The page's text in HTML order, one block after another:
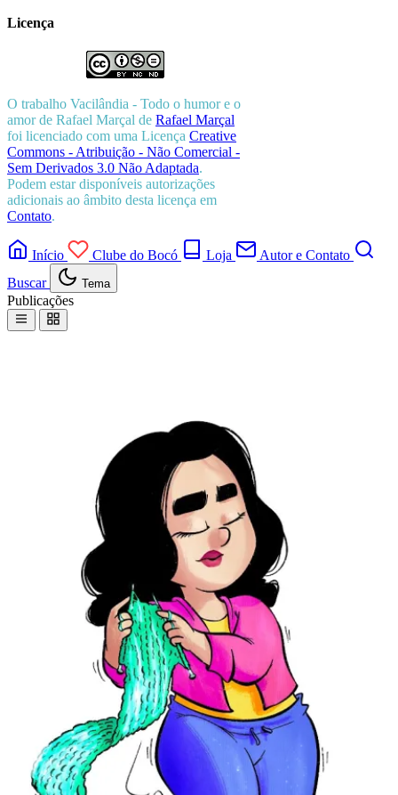
Licença
O trabalho Vacilândia - Todo o humor e o
amor de Rafael Marçal de Rafael Marçal
foi licenciado com uma Licença Creative
Commons - Atribuição - Não Comercial -
Sem Derivados 3.0 Não Adaptada.
Podem estar disponíveis autorizações
adicionais ao âmbito desta licença em
Contato.
Início Clube do Bocó Loja
Autor e Contato
Buscar
Tema
Publicações